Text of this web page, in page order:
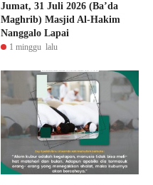
Jumat, 31 Juli 2026 (Ba’da
Maghrib) Masjid Al-Hakim
Nanggalo Lapai
1 minggu lalu